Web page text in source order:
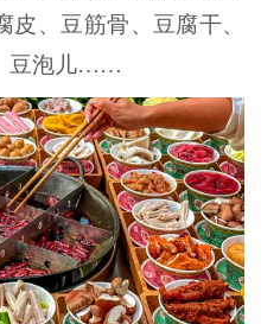
、豆筋骨、豆腐干、
豆泡儿……